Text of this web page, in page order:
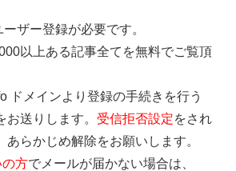
ザー登録が必要です。
以上ある記事全てを無料でご覧頂
ドメインより登録の手続きを行う
お送りします。 受信拒否設定をされ
あらかじめ解除をお願いします。
方でメールが届かない場合は、